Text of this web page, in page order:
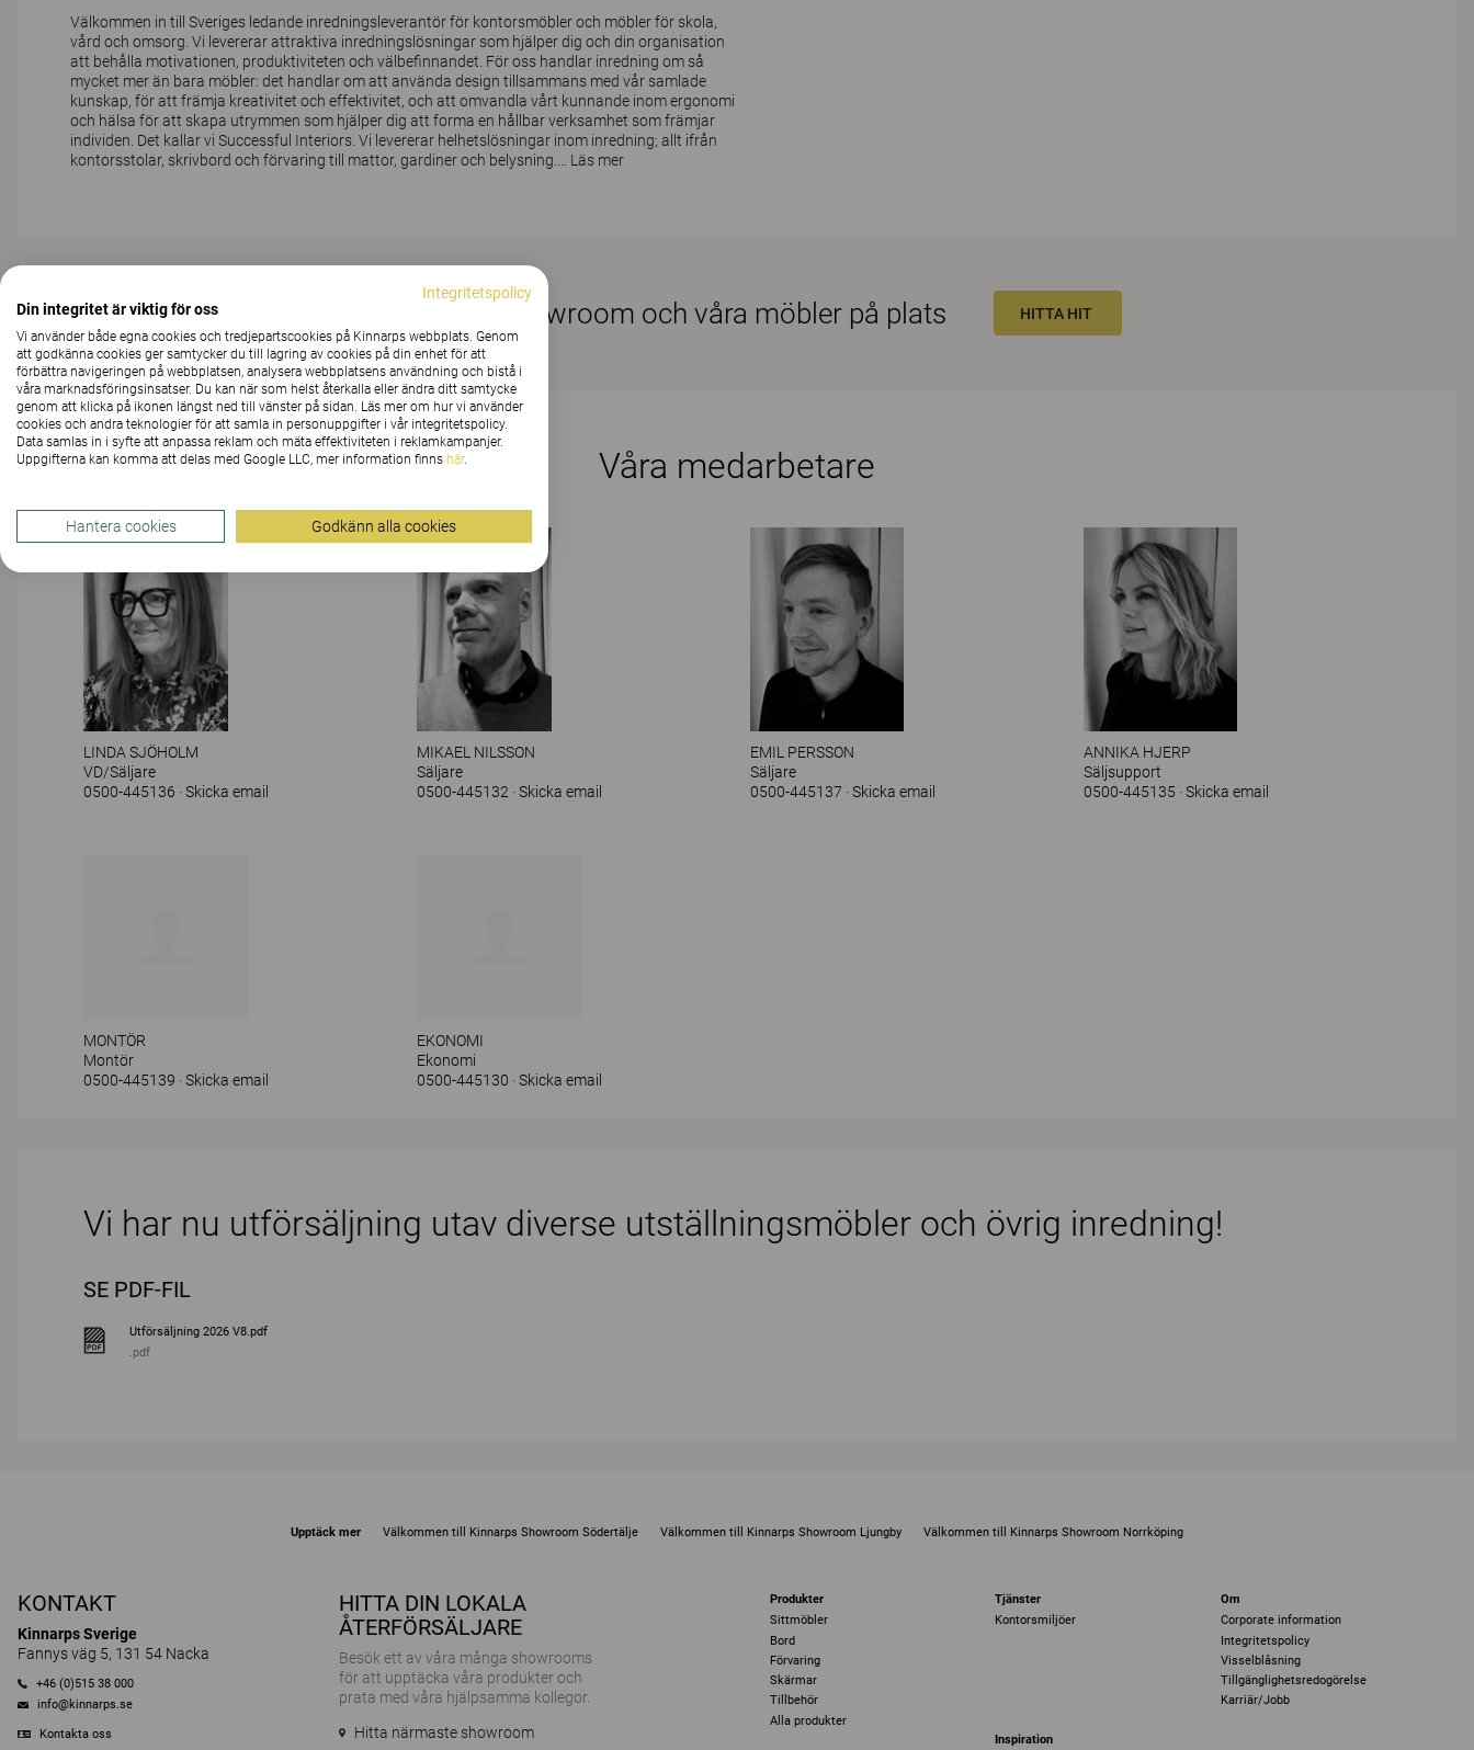
Välkommen in till Sveriges ledande inredningsleverantör för kontorsmöbler och möbler för skola,
vård och omsorg. Vi levererar attraktiva inredningslösningar som hjälper dig och din organisation
att behålla motivationen, produktiviteten och välbefinnandet. För oss handlar inredning om så
mycket mer än bara möbler: det handlar om att använda design tillsammans med vår samlade
kunskap, för att främja kreativitet och effektivitet, och att omvandla vårt kunnande inom ergonomi
och hälsa för att skapa utrymmen som hjälper dig att forma en hållbar verksamhet som främjar
individen. Det kallar vi Successful Interiors. Vi levererar helhetslösningar inom inredning; allt ifrån
kontorsstolar, skrivbord och förvaring till mattor, gardiner och belysning.
Läs mer
Upplev vårt showroom och våra möbler på plats HITTA HIT
Våra medarbetare
LINDA SJÖHOLM
VD/Säljare
0500-445136
Skicka email
MIKAEL NILSSON
Säljare
0500-445132 Skicka email
EMIL PERSSON
Säljare
0500-445137
Skicka email
ANNIKA HJERP
Säljsupport
0500-445135
Skicka email
MONTÖR
Montör
0500-445139
Skicka email
EKONOMI
Ekonomi
0500-445130
Skicka email
Vi har nu utförsäljning utav diverse utställningsmöbler och övrig inredning!
SE PDF-FIL
Utförsäljning 2026 V8.pdf
.pdf
Upptäck mer Välkommen till Kinnarps Showroom Södertälje Välkommen till Kinnarps Showroom Ljungby Välkommen till Kinnarps Showroom Norrköping
KONTAKT
Kinnarps Sverige
Fannys väg 5, 131 54 Nacka
+46 (0)515 38 000
info@kinnarps.se
Kontakta oss
HITTA DIN LOKALA
ÅTERFÖRSÄLJARE
Besök ett av våra många showrooms
för att upptäcka våra produkter och
prata med våra hjälpsamma kollegor.
Hitta närmaste showroom
Produkter
Sittmöbler
Bord
Förvaring
Skärmar
Tillbehör
Alla produkter
Tjänster
Kontorsmiljöer
Om
Corporate information
Integritetspolicy
Visselblåsning
Tillgänglighetsredogörelse
Karriär/Jobb
Inspiration
Integritetspolicy
Din integritet är viktig för oss
Vi använder både egna cookies och tredjepartscookies på Kinnarps webbplats. Genom
att godkänna cookies ger samtycker du till lagring av cookies på din enhet för att
förbättra navigeringen på webbplatsen, analysera webbplatsens användning och bistå i
våra marknadsföringsinsatser. Du kan när som helst återkalla eller ändra ditt samtycke
genom att klicka på ikonen längst ned till vänster på sidan. Läs mer om hur vi använder
cookies och andra teknologier för att samla in personuppgifter i vår integritetspolicy.
Data samlas in i syfte att anpassa reklam och mäta effektiviteten i reklamkampanjer.
Uppgifterna kan komma att delas med Google LLC, mer information finns här.
Hantera cookies Godkänn alla cookies